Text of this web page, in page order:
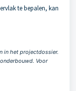
te bepalen, kan
in het projectdossier.
Voor